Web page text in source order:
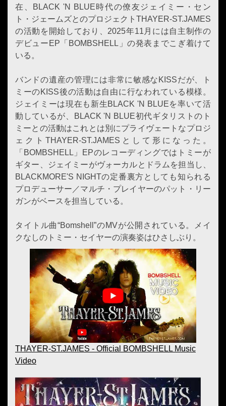
在、BLACK 'N BLUE時代の僚友ジェイミー・セン
ト・ジェームズとのプロジェクトTHAYER-ST.JAMES
の活動を開始しており、2025年11月には自主制作の
デビューEP「BOMBSHELL」の発表までこぎ着けて
いる。
バンドの遺産の管理には非常に敏感なKISSだが、ト
ミーのKISS後の活動は自由に行なわれている模様。
ジェイミーは現在も新生BLACK 'N BLUEを率いて活
動しているが、BLACK 'N BLUE初代ギタリストのト
ミーとの活動はこれとは別にプライヴェートなプロジ
ェクトTHAYER-ST.JAMESとして形になった。
「BOMBSHELL」EPのレコーディングではトミーが
ギター、ジェイミーがヴォーカルとドラムを担当し、
BLACKMORE'S NIGHTの定番裏方としても知られる
プロデューサー／マルチ・プレイヤーのパット・リー
ガンがベースを担当している。
タイトル曲“Bomshell”のMVが公開されている。メイ
クなしのトミー・セイヤーの演奏姿はひさしぶり。
THAYER-ST.JAMES - Official BOMBSHELL Music
Video